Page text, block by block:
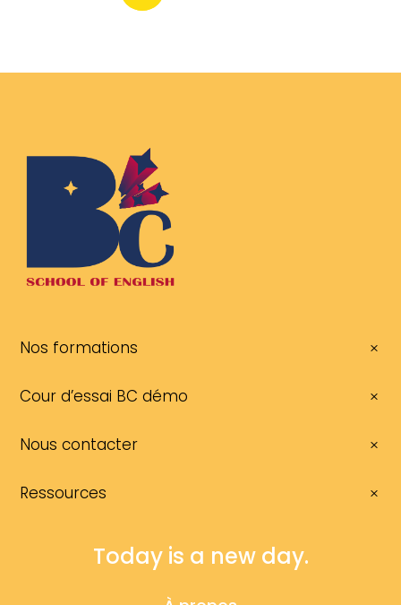
Nos formations
Cour d’essai BC démo
Nous contacter
Ressources
Today is a new day.